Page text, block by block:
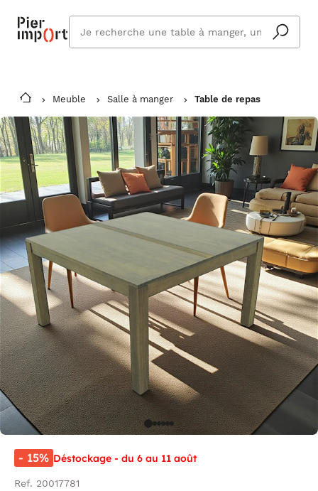
cherchez
vous ?
Meuble Salle à manger Table de repas
- 15% Déstockage - du 6 au 11 août
Ref. 20017781